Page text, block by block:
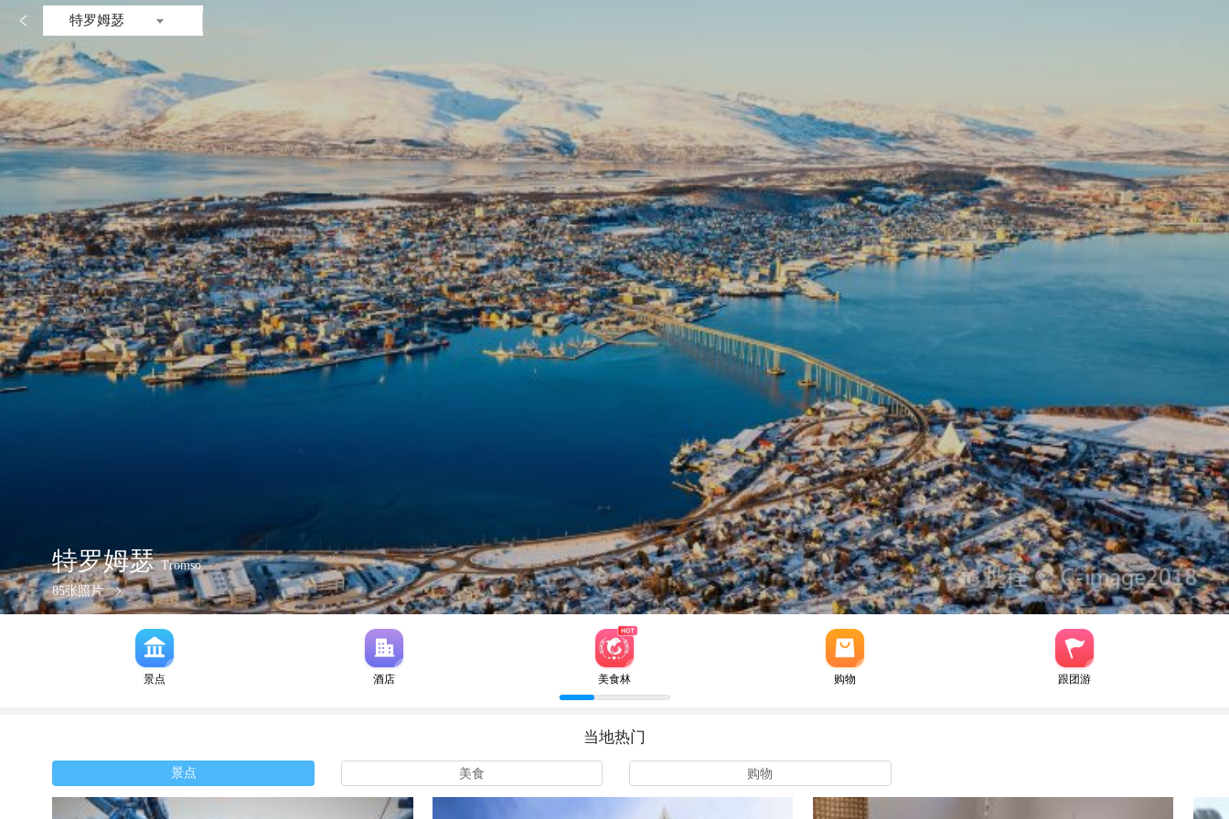
 特罗姆瑟
特罗姆瑟Tromso
85张照片
景点 酒店 美食林 购物 跟团游
当地热门
景点 美食 购物